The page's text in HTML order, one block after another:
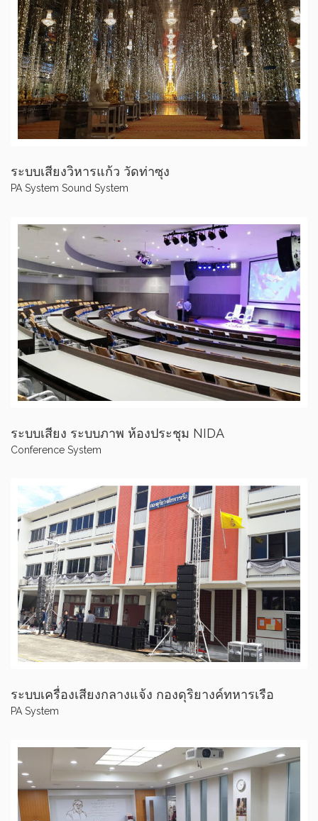
ระบบเสียงวิหารแก้ว วัดท่าซุง
PA System Sound System
ระบบเสียง ระบบภาพ ห้องประชุม NIDA
Conference System
ระบบเครื่องเสียงกลางแจ้ง กองดุริยางค์ทหารเรือ
PA System